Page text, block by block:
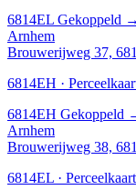
6814EL Gekoppeld →
Arnhem
Brouwerijweg 37,
6814EH ·
6814EH Gekoppeld
Arnhem
Brouwerijweg 38,
6814EL · Perceelkaart